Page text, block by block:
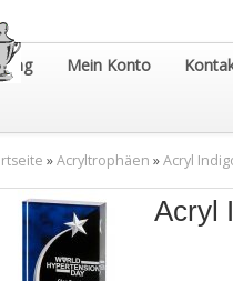
Mein Konto
»Acryltrophäen »Acryl
Acryl